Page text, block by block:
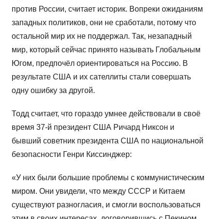
против России, считает историк. Вопреки ожиданиям
западных политиков, они не сработали, потому что
остальной мир их не поддержал. Так, незападный
мир, который сейчас принято называть Глобальным
Югом, предпочёл ориентироваться на Россию. В
результате США и их сателлиты стали совершать
одну ошибку за другой.
Тодд считает, что гораздо умнее действовали в своё
время 37-й президент США Ричард Никсон и
бывший советник президента США по национальной
безопасности Генри Киссинджер:
«У них были большие проблемы с коммунистическим
миром. Они увидели, что между СССР и Китаем
существуют разногласия, и смогли воспользоваться